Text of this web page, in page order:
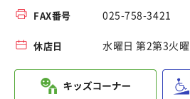
FAX番号 025-758-3421
休店日 水曜日 第2第3火曜